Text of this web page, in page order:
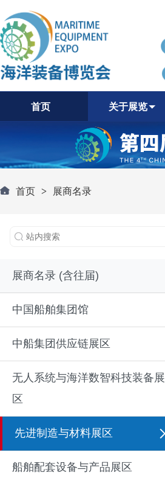
首页 关于展览
首页 > 展商名录
展商名录 (含往届)
中国船舶集团馆
中船集团供应链展区
无人系统与海洋数智科技装备展
区
先进制造与材料展区
船舶配套设备与产品展区